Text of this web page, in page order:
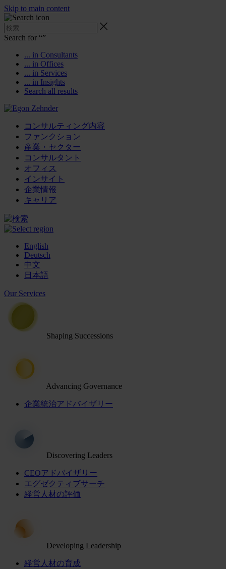
Skip to main content
Search for “”
... in Consultants
... in Offices
... in Services
... in Insights
Search all results
コンサルティング内容
ファンクション
産業・セクター
コンサルタント
オフィス
インサイト
企業情報
キャリア
English
Deutsch
中文
日本語
Our Services
Shaping Successions
Advancing Governance
企業統治アドバイザリー
Discovering Leaders
CEOアドバイザリー
エグゼクティブサーチ
経営人材の評価
Developing Leadership
経営人材の育成